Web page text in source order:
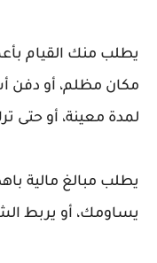
يطلب منك القيام
مكان مظلم، أو دفن
لمدة معينة، أو حتى
يطلب مبالغ مالية
يساومك، أو يربط